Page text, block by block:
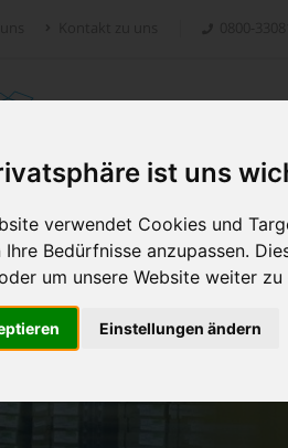
ist uns
verwendet Cookies und
Ihre Bedürfnisse anzupassen.
um unsere Website weiter
Einstellungen ändern
Retoure.online